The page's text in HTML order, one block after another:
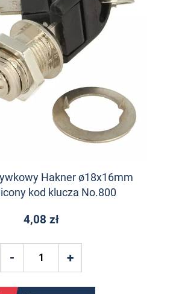
Hakner ø18x16mm
kod klucza No.800
4,08 zł